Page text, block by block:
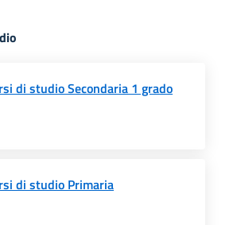
di studio Secondaria 1 grado
di studio Primaria